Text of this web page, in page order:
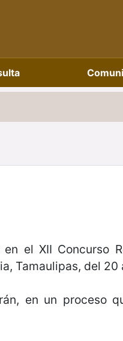
el XII Concurso
Tamaulipas, del
en un proceso